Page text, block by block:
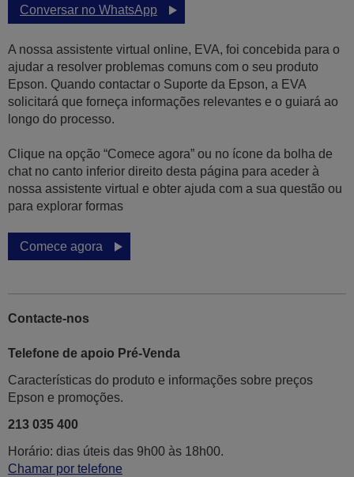
Conversar no WhatsApp
A nossa assistente virtual online, EVA, foi concebida para o
ajudar a resolver problemas comuns com o seu produto
Epson. Quando contactar o Suporte da Epson, a EVA
solicitará que forneça informações relevantes e o guiará ao
longo do processo.
Clique na opção “Comece agora” ou no ícone da bolha de
chat no canto inferior direito desta página para aceder à
nossa assistente virtual e obter ajuda com a sua questão ou
para explorar formas
Comece agora
Contacte-nos
Telefone de apoio Pré-Venda
Características do produto e informações sobre preços
Epson e promoções.
213 035 400
Horário: dias úteis das 9h00 às 18h00.
Chamar por telefone